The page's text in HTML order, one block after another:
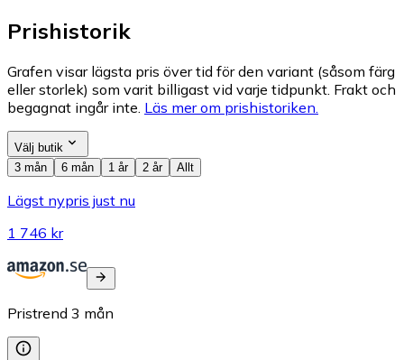
Prishistorik
Grafen visar lägsta pris över tid för den variant (såsom färg
eller storlek) som varit billigast vid varje tidpunkt. Frakt och
begagnat ingår inte. Läs mer om prishistoriken.
Välj butik
3 mån
6 mån 1 år 2 år Allt
Lägst nypris just nu
1 746 kr
Pristrend 3 mån